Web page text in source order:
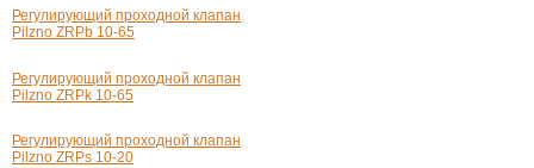
Регулирующий проходной клапан
Pilzno ZRPb 10-65
Регулирующий проходной клапан
Pilzno ZRPk 10-65
Регулирующий проходной клапан
Pilzno ZRPs 10-20